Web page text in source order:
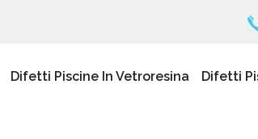
Difetti Piscine In Vetroresina Difetti